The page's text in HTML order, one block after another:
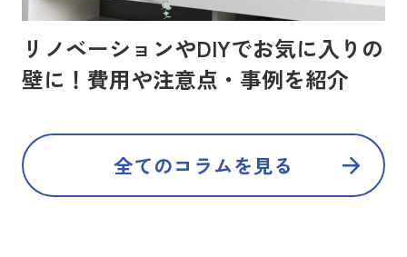
リノベーションやDIYでお気に入りの
壁に！費用や注意点・事例を紹介
全てのコラムを見る